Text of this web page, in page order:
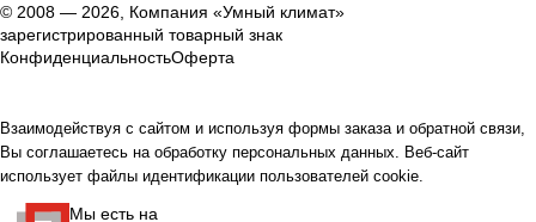
© 2008 — 2026, Компания «Умный климат»
зарегистрированный товарный знак
КонфиденциальностьОферта
Взаимодействуя с сайтом и используя формы заказа и обратной связи,
Вы соглашаетесь на обработку персональных данных. Веб-сайт
использует файлы идентификации пользователей cookie.
Мы есть на